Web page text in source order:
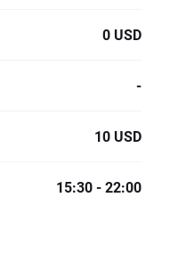
0 USD
-
10 USD
15:30 - 22:00